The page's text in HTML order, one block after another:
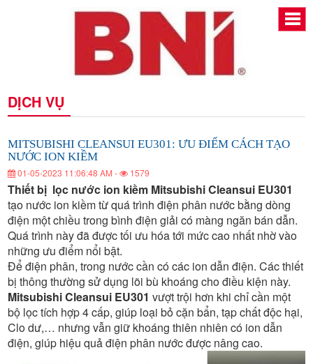
MITSUBISHI
CLEANSUI
EU301:
ƯU
ĐIỂM
CÁCH
TẠO
NƯỚC
ION
KIỀM
MITSUBISHI
CLEANSUI
EU301:
ƯU
ĐIỂM
CÁCH
TẠO
NƯỚC
ION
KIỀM
MITSUBISHI
CLEANSUI
ƯU
ĐIỂM
CÁCH
TẠO
NƯỚC
ION
KIỀM
MITSUBISHI
CLEANSUI
EU301:
ĐIỂM
CÁCH
TẠO
NƯỚC
ION
KIỀM
CLEANSUI
EU301:
CÁCH
TẠO
NƯỚC
ION
KIỀM
CLEANSUI
EU301:
ƯU
TẠO
NƯỚC
ION
KIỀM
DỊCH VỤ
MITSUBISHI CLEANSUI EU301: ƯU ĐIỂM CÁCH TẠO
NƯỚC ION KIỀM
01-05-2023 11:06:48 AM - 1579
Thiết bị lọc nước ion kiềm Mitsubishi Cleansui EU301
tạo nước ion kiềm từ quá trình điện phân nước bằng dòng
điện một chiều trong bình điện giải có màng ngăn bán dẫn.
Quá trình này đã được tối ưu hóa tới mức cao nhất nhờ vào
những ưu điểm nổi bật.
Để điện phân, trong nước cần có các ion dẫn điện. Các thiết
bị thông thường sử dụng lõi bù khoáng cho điều kiện này.
Mitsubishi Cleansui EU301 vượt trội hơn khi chỉ cần một
bộ lọc tích hợp 4 cấp, giúp loại bỏ cặn bẩn, tạp chất độc hại,
Clo dư,… nhưng vẫn giữ khoáng thiên nhiên có ion dẫn
điện, giúp hiệu quả điện phân nước được nâng cao.